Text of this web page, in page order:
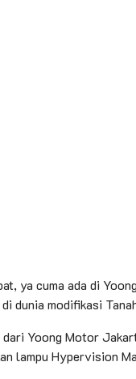
ya cuma ada di
dunia modifikasi
dari Yoong Motor
lampu Hypervision